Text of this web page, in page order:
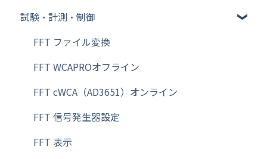
台はかり
その他【比重測定キット】
Bluetooth
その他【天秤（天びん）・台はかり】
その他【特定計量器】
その他【校正用分銅】
ロードセル
ウェイトチェッカ
金属検出機
試験・計測・制御
FFT ファイル変換
FFT WCAPROオフライン
FFT cWCA（AD3651）オンライン
FFT 信号発生器設定
FFT 表示